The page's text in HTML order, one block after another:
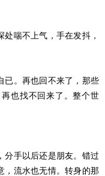
喘不上气，手在发抖，
已。再也回不来了，那些
也找不回来了。整个世
分手以后还是朋友。错过
，流水也无情。转身的那